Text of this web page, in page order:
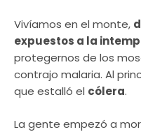
Vivíamos en el monte,
expuestos a la
protegernos de los
contrajo malaria. Al
que estalló el cólera.
La gente empezó a